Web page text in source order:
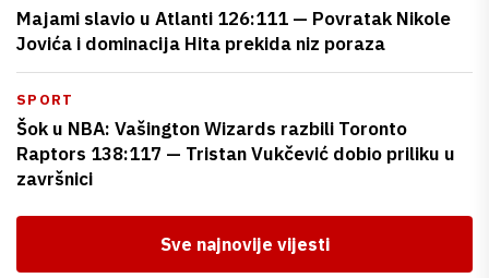
Majami slavio u Atlanti 126:111 — Povratak Nikole
Jovića i dominacija Hita prekida niz poraza
SPORT
Šok u NBA: Vašington Wizards razbili Toronto
Raptors 138:117 — Tristan Vukčević dobio priliku u
završnici
Sve najnovije vijesti